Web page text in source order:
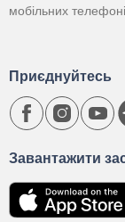
мобільних
Завантажити
Приєднуйтесь